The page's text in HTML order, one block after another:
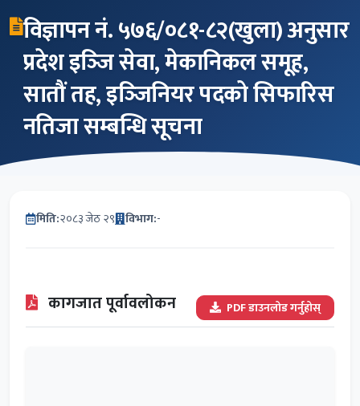
विज्ञापन नं. ५७६/०८१-८२(खुला) अनुसार
प्रदेश इञ्‍जि सेवा, मेकानिकल समूह,
सातौं तह, इञ्‍जिनियर पदको सिफारिस
नतिजा सम्बन्धि सूचना
मिति:२०८३ जेठ २९ विभाग:-
कागजात पूर्वावलोकन PDF डाउनलोड गर्नुहोस्